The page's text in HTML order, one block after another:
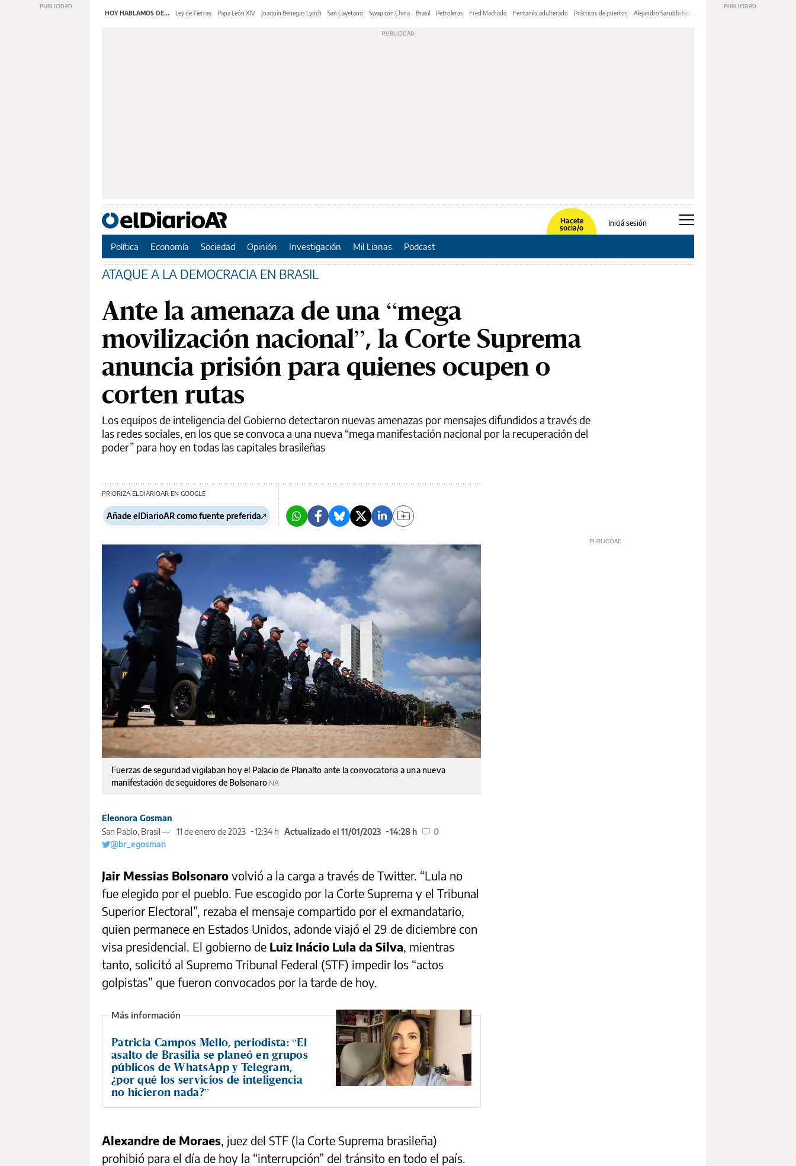
HOY HABLAMOS DE... Ley de Tierras Papa León XIV Joaquín Benegas Lynch San Cayetano Swap con China Brasil Petroleras Fred Machado Fentanilo adulterado Prácticos de puertos Alejandro Sarubbi Benítez
Hacete
socia/o
Iniciá sesión
Política Economía Sociedad Opinión Investigación Mil Lianas Podcast
ATAQUE A LA DEMOCRACIA EN BRASIL
Ante la amenaza de una “mega
movilización nacional”, la Corte Suprema
anuncia prisión para quienes ocupen o
corten rutas
Los equipos de inteligencia del Gobierno detectaron nuevas amenazas por mensajes difundidos a través de
las redes sociales, en los que se convoca a una nueva “mega manifestación nacional por la recuperación del
poder” para hoy en todas las capitales brasileñas
PRIORIZA ELDIARIOAR EN GOOGLE
Añade elDiarioAR como fuente preferida
Fuerzas de seguridad vigilaban hoy el Palacio de Planalto ante la convocatoria a una nueva
manifestación de seguidores de Bolsonaro NA
Eleonora Gosman
San Pablo, Brasil —
11 de enero de 2023 12:34 h Actualizado el 11/01/2023 14:28 h
0
@br_egosman
Jair Messias Bolsonaro volvió a la carga a través de Twitter. “Lula no
fue elegido por el pueblo. Fue escogido por la Corte Suprema y el Tribunal
Superior Electoral”, rezaba el mensaje compartido por el exmandatario,
quien permanece en Estados Unidos, adonde viajó el 29 de diciembre con
visa presidencial. El gobierno de Luiz Inácio Lula da Silva, mientras
tanto, solicitó al Supremo Tribunal Federal (STF) impedir los “actos
golpistas” que fueron convocados por la tarde de hoy.
Patricia Campos Mello, periodista: “El
asalto de Brasilia se planeó en grupos
públicos de WhatsApp y Telegram,
¿por qué los servicios de inteligencia
no hicieron nada?”
Alexandre de Moraes, juez del STF (la Corte Suprema brasileña)
prohibió para el día de hoy la “interrupción” del tránsito en todo el país.